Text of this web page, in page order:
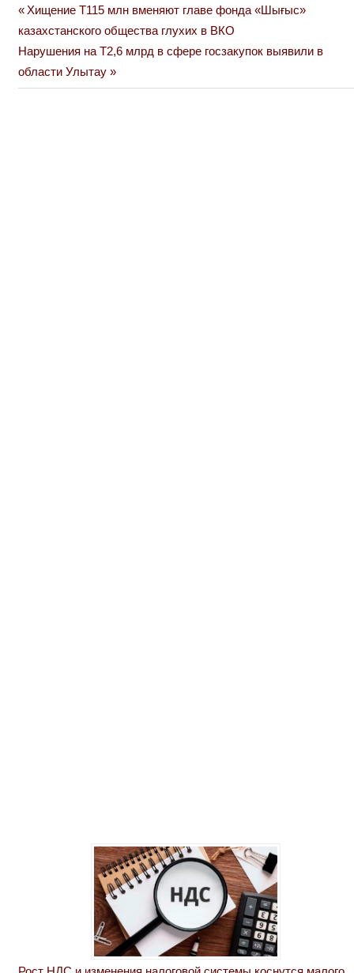
Навигация
по
записям
Previous
Post:
Хищение Т115 млн вменяют главе фонда «Шығыс»
казахстанского общества глухих в ВКО
Next
Post:
Нарушения на Т2,6 млрд в сфере госзакупок выявили в
области Улытау